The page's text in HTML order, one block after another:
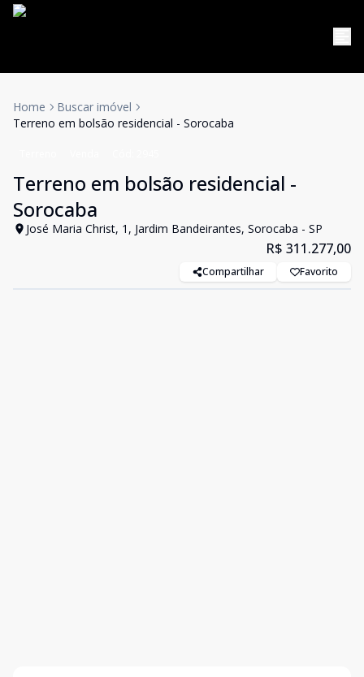
Home
Buscar imóvel
Terreno em bolsão residencial - Sorocaba
Terreno em bolsão residencial -
Sorocaba
José Maria Christ, 1, Jardim Bandeirantes, Sorocaba - SP
R$ 311.277,00
Compartilhar Favorito